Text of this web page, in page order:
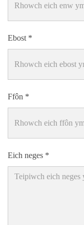
Ebost
Ffôn
Eich neges